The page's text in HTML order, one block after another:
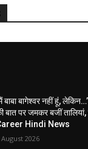
बाबा बागेश्वर नहीं हूं,
बात पर जमकर बजीं
Hindi News
August 2026